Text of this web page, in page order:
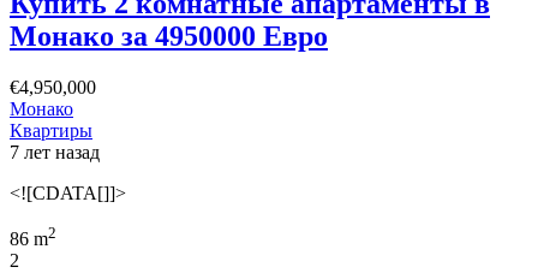
Монако за 4950000 Евро
€4,950,000
Монако
Квартиры
7 лет назад
<![CDATA[]]>
86 m2
2